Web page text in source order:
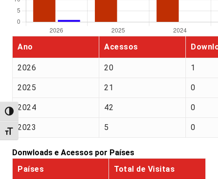
Alternar alto contraste
Alternar tamanho da fonte
Ano Acessos
2026 20 1
2025 21 0
2024 42 0
2023 5 0
Donwloads e Acessos por Países
Países
Total de Visitas